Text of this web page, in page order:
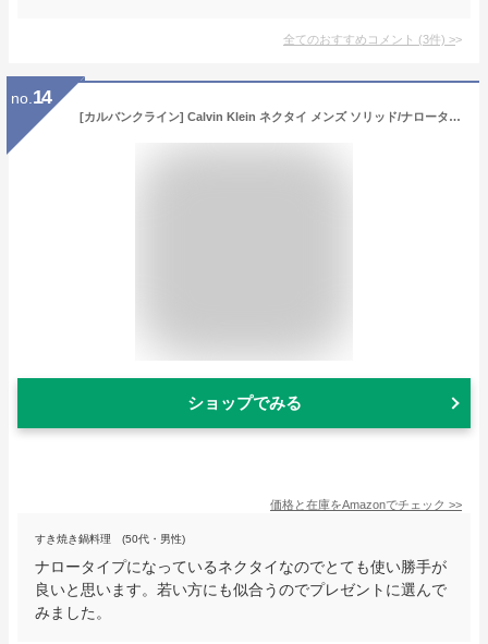
全てのおすすめコメント (3件) >
no. 14
[カルバンクライン] Calvin Klein ネクタイ メンズ ソリッド/ナロータイ サイズ剣幅7cm eck17s042 5274R-6 ブルー
ショップでみる
価格と在庫をAmazonでチェック >>
すき焼き鍋料理 (50代・男性)
ナロータイプになっているネクタイなのでとても使い勝手が
良いと思います。若い方にも似合うのでプレゼントに選んで
みました。